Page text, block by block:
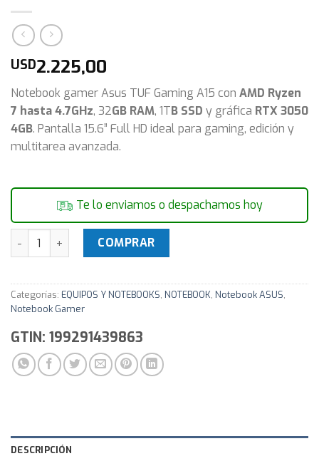
USD2.225,00
Notebook gamer Asus TUF Gaming A15 con AMD Ryzen
7 hasta 4.7GHz, 32GB RAM, 1TB SSD y gráfica RTX 3050
4GB. Pantalla 15.6” Full HD ideal para gaming, edición y
multitarea avanzada.
Te lo enviamos o despachamos hoy
Notebook Gamer Asus TUF Gaming A15 Ryzen 7 4.7Ghz
COMPRAR
Categorías: EQUIPOS Y NOTEBOOKS, NOTEBOOK, Notebook ASUS,
Notebook Gamer
GTIN: 199291439863
DESCRIPCIÓN